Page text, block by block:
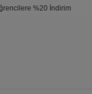
%20 İndirim